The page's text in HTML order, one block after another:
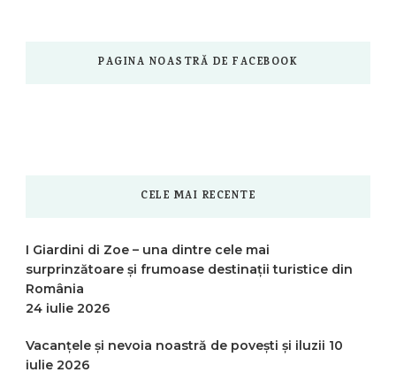
PAGINA NOASTRĂ DE FACEBOOK
CELE MAI RECENTE
I Giardini di Zoe – una dintre cele mai
surprinzătoare și frumoase destinații turistice din
România
24 iulie 2026
Vacanțele și nevoia noastră de povești și iluzii 10
iulie 2026